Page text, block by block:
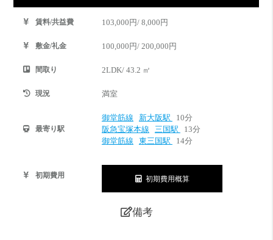
賃料/共益費 103,000円/ 8,000円
敷金/礼金 100,000円/ 200,000円
間取り 2LDK/ 43.2 ㎡
現況 満室
最寄り駅
御堂筋線 新大阪駅
10分
阪急宝塚本線
三国駅
13分
御堂筋線
東三国駅 14分
初期費用 初期費用概算
備考